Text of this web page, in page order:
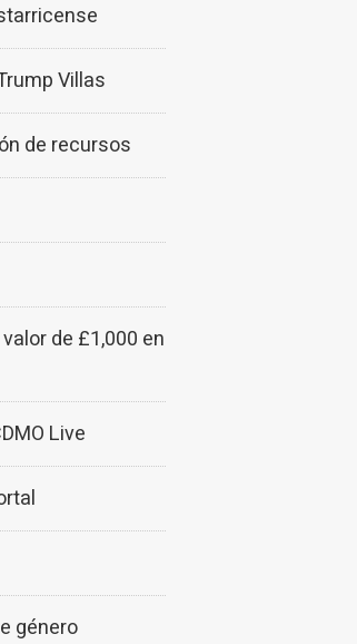
Villas
de recursos
de £1,000 en
Live
género